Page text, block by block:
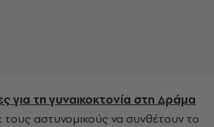
για τη γυναικοκτονία στη Δράμα
τους αστυνομικούς να συνθέτουν το